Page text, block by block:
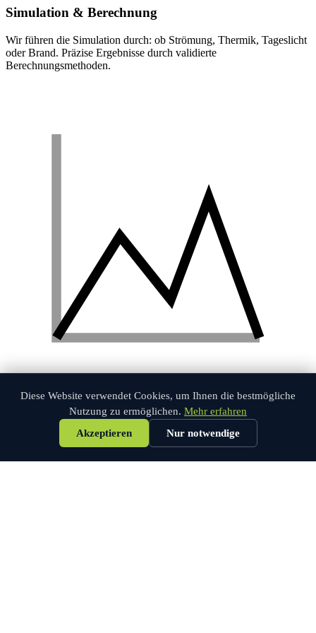
Simulation & Berechnung
Wir führen die Simulation durch: ob Strömung, Thermik, Tageslicht
oder Brand. Präzise Ergebnisse durch validierte
Berechnungsmethoden.
Auswertung & Bericht
Visualisierungen, Handlungsempfehlungen und konkreten
Diese Website verwendet Cookies, um Ihnen die bestmögliche
Nutzung zu ermöglichen. Mehr erfahren
Akzeptieren
Nur notwendige